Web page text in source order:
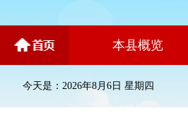
本县概览
今天是：2026年8月6日 星期四